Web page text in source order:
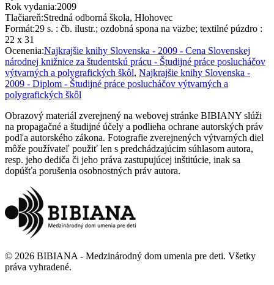
Rok vydania:2009
Tlačiareň:Stredná odborná škola, Hlohovec
Formát:29 s. : čb. ilustr.; ozdobná spona na väzbe; textilné púzdro :
22 x 31
Ocenenia:Najkrajšie knihy Slovenska - 2009 - Cena Slovenskej
národnej knižnice za študentskú prácu - Študijné práce poslucháčov
výtvarných a polygrafických škôl, Najkrajšie knihy Slovenska -
2009 - Diplom - Študijné práce poslucháčov výtvarných a
polygrafických škôl
Obrazový materiál zverejnený na webovej stránke BIBIANY slúži
na propagačné a študijné účely a podlieha ochrane autorských práv
podľa autorského zákona. Fotografie zverejnených výtvarných diel
môže používateľ použiť len s predchádzajúcim súhlasom autora,
resp. jeho dediča či jeho práva zastupujúcej inštitúcie, inak sa
dopúšťa porušenia osobnostných práv autora.
© 2026 BIBIANA - Medzinárodný dom umenia pre deti. Všetky
práva vyhradené.